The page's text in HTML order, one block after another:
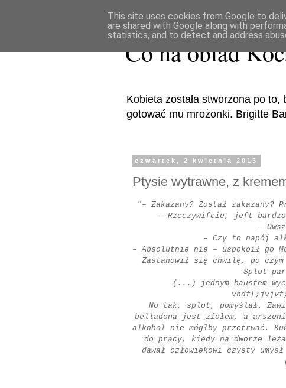
Co na obiad
Kobieta została stworzona po
gotować mu mrożonki. Brigitte
czwartek, 2 kwietnia 2015
Ptysie wytrawne, z
"– Zakazany? Został
– Rzeczywifcie, jeft
–
– Czy to napój
– Absolutnie nie – uspokoił go
Zastanowił się chwilę, po
Splot
(...) jednym haustem
No tak, splot, pomyślał.
belladona jest ziołem, a
alkohol nie mógłby przetrwać.
do pracy, kiedy na dworze
dawał człowiekowi czysty
This site uses cookies from Google to
are shared with Google along with
statistics, and to detect and address